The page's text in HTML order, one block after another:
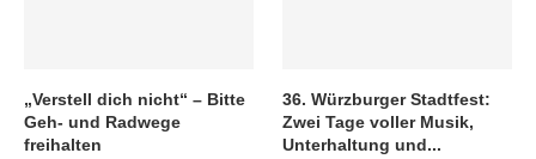
„Verstell dich nicht“ – Bitte
Geh- und Radwege
freihalten
36. Würzburger Stadtfest:
Zwei Tage voller Musik,
Unterhaltung und...